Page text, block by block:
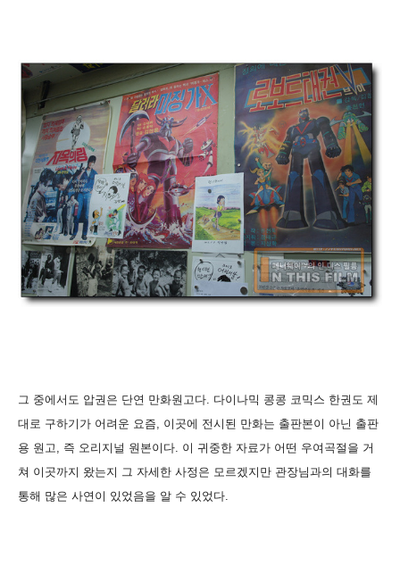
그 중에서도 압권은 단연 만화원고다. 다이나믹 콩콩 코믹스 한권도 제
대로 구하기가 어려운 요즘, 이곳에 전시된 만화는 출판본이 아닌 출판
용 원고, 즉 오리지널 원본이다. 이 귀중한 자료가 어떤 우여곡절을 거
쳐 이곳까지 왔는지 그 자세한 사정은 모르겠지만 관장님과의 대화를
통해 많은 사연이 있었음을 알 수 있었다.